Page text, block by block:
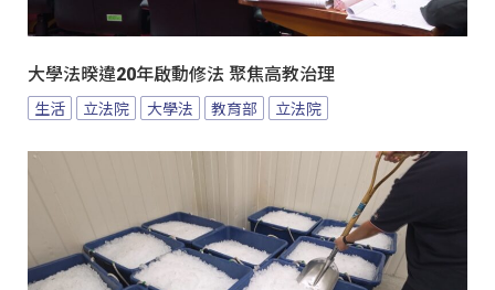
大學法暌違20年啟動修法 聚焦高教治理
生活 立法院 大學法 教育部 立法院